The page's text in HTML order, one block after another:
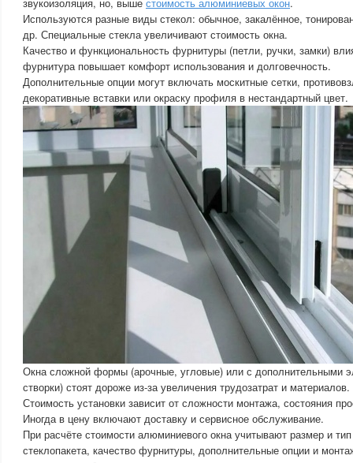
Используются разные виды стекол: обычное, закалённое,
др. Специальные стекла увеличивают стоимость окна.
Качество и функциональность фурнитуры (петли, ручки, замки)
фурнитура повышает комфорт использования и долговечность.
Дополнительные опции могут включать москитные сетки,
декоративные вставки или окраску профиля в нестандартный цвет.
Окна сложной формы (арочные, угловые) или с дополнительными
створки) стоят дороже из-за увеличения трудозатрат и материалов.
Стоимость установки зависит от сложности монтажа, состояния
Иногда в цену включают доставку и сервисное обслуживание.
При расчёте стоимости алюминиевого окна учитывают размер и
стеклопакета, качество фурнитуры, дополнительные опции и